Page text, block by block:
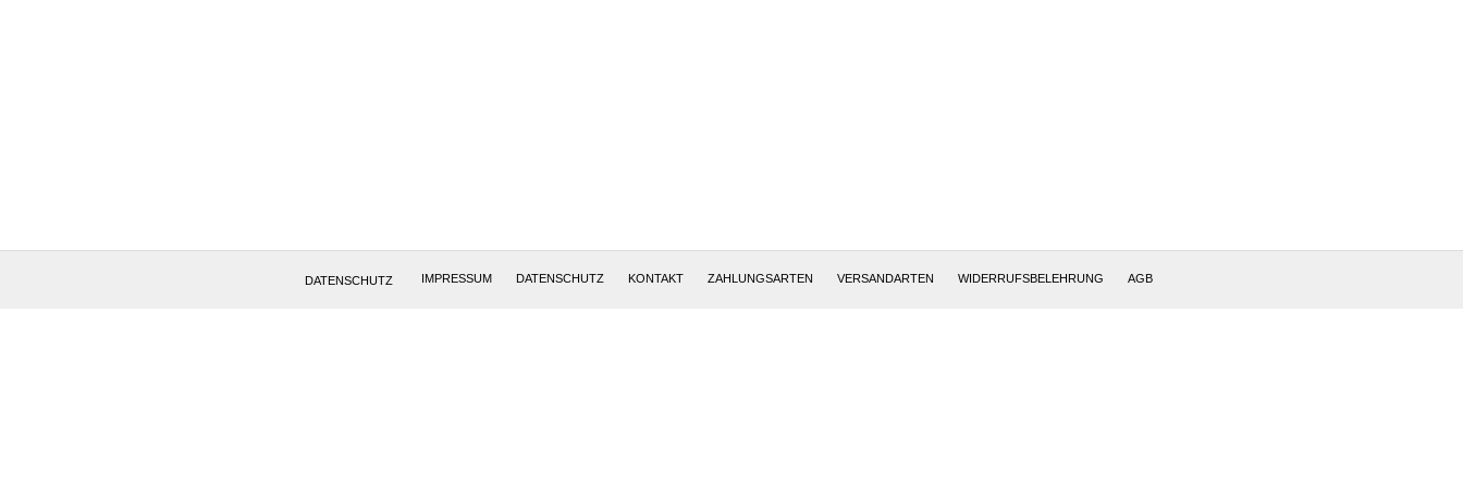
DATENSCHUTZ IMPRESSUM DATENSCHUTZ KONTAKT ZAHLUNGSARTEN VERSANDARTEN WIDERRUFSBELEHRUNG AGB